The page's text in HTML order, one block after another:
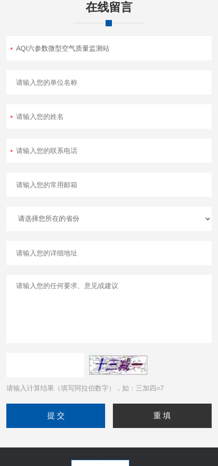
在线留言
请输入计算结果（填写阿拉伯数字），如：三加四=7